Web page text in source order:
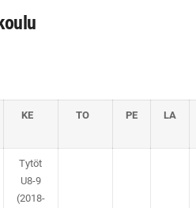
KE TO PE LA
Tytöt
U8-9
(2018-